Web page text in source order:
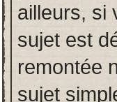
ailleurs, si
sujet est
remontée
sujet